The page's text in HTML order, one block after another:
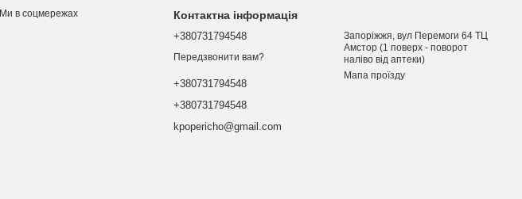
Ми в соцмережах Контактна інформація
+380731794548
Передзвонити вам?
+380731794548
+380731794548
kpopericho@gmail.com
Запоріжжя, вул Перемоги 64 ТЦ
Амстор (1 поверх - поворот
наліво від аптеки)
Мапа проїзду